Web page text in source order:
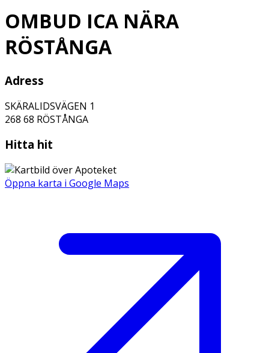
OMBUD ICA NÄRA
RÖSTÅNGA
Adress
SKÄRALIDSVÄGEN 1
268 68 RÖSTÅNGA
Hitta hit
Öppna karta i Google Maps